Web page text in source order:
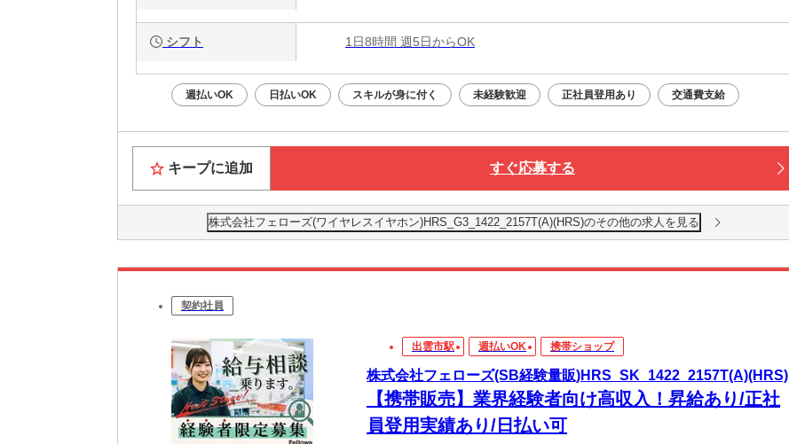
シフト 1日8時間 週5日からOK
週払いOK 日払いOK スキルが身に付く 未経験歓迎 正社員登用あり 交通費支給
キープに追加 すぐ応募する
株式会社フェローズ(ワイヤレスイヤホン)HRS_G3_1422_2157T(A)(HRS)のその他の求人を見る
契約社員
出雲市駅 週払いOK 携帯ショップ
株式会社フェローズ(SB経験量販)HRS_SK_1422_2157T(A)(HRS)
【携帯販売】業界経験者向け高収入！昇給あり/正社
員登用実績あり/日払い可